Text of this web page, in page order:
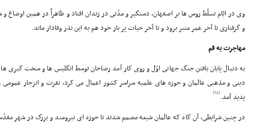
وى در ایّام تسلّط روس ها بر اصفهان، دستگیر و مدّتى در زندان افتاد و ظاهراً در همین اوضاع
و گرفتارى تا آخر عمر منبر برود و تا آخر حیات پر بار خود هم به این نذر وفادار ماند.
مهاجرت به قم
به دنبال پایان یافتن جنگ جهانى اوّل و روى کار آمد رضاخان توسط انگلیس ها و سخت گیرى
دینى و مذهبى عالمان و حوزه هاى علمیه سراسر کشور اعمال مى کرد، نفرت و انزجار
پدید آمد.[54]
در چنین شرایطى، آن گاه که عالمان شیعه مصمم شدند تا حوزه اى نیرومند و بزرگ در شهر